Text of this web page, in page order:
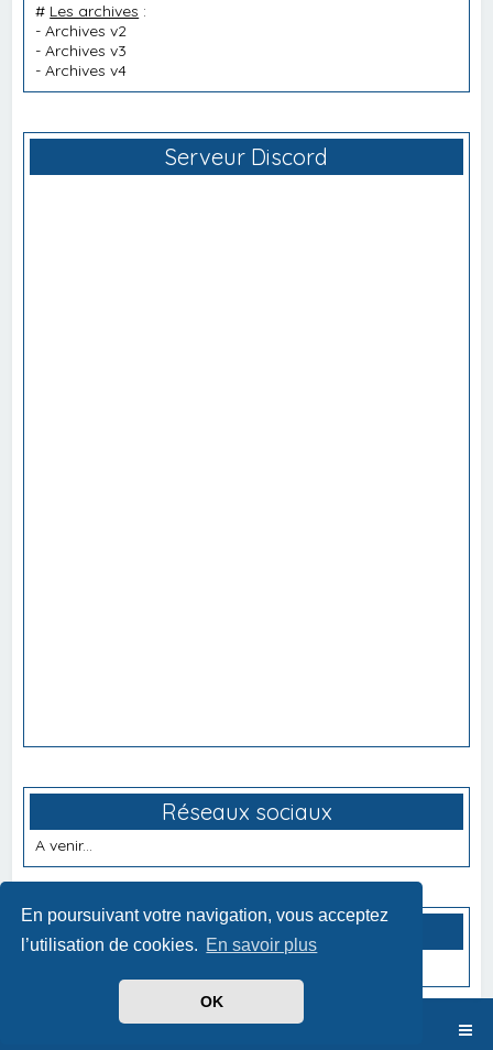
En poursuivant votre navigation, vous acceptez
l’utilisation de cookies. En savoir plus
OK
# Les archives :
-Archives v2
-Archives v3
-Archives v4
Serveur Discord
Réseaux sociaux
A venir...
Partenaires